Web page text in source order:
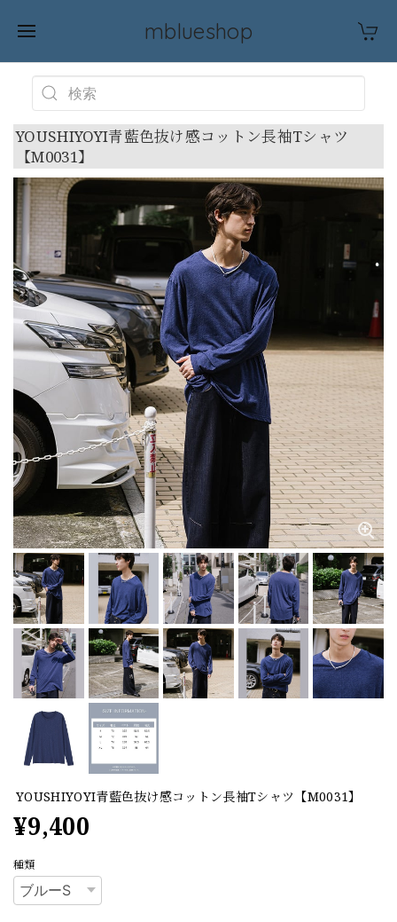
mblueshop
YOUSHIYOYI青藍色抜け感コットン長袖Tシャツ
【M0031】
YOUSHIYOYI青藍色抜け感コットン長袖Tシャツ【M0031】
¥9,400
種類